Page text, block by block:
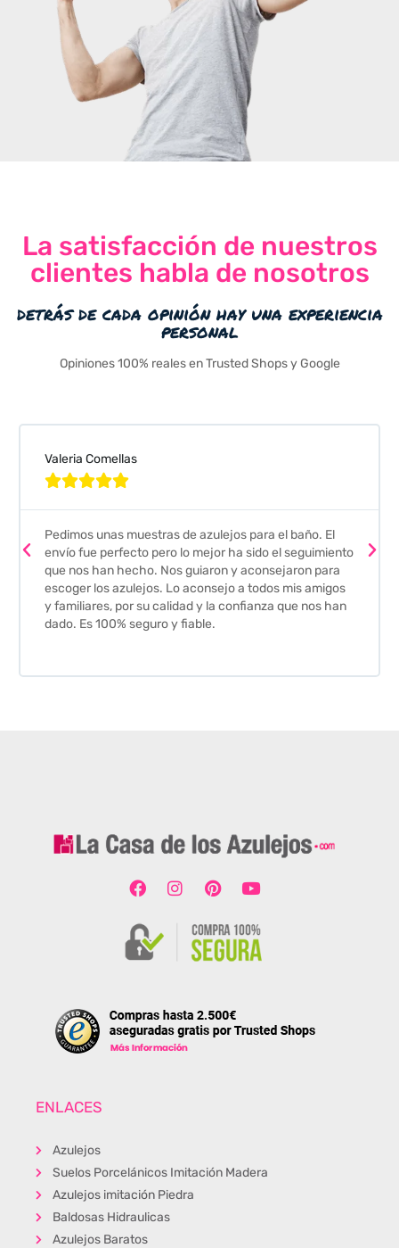
La satisfacción de nuestros
clientes habla de nosotros
detrás de cada opinión hay una experiencia
personal
Opiniones 100% reales en Trusted Shops y Google
Valeria Comellas

Pedimos unas muestras de azulejos para el baño. El
envío fue perfecto pero lo mejor ha sido el seguimiento
que nos han hecho. Nos guiaron y aconsejaron para
escoger los azulejos. Lo aconsejo a todos mis amigos
y familiares, por su calidad y la confianza que nos han
dado. Es 100% seguro y fiable.
ENLACES
Azulejos
Suelos Porcelánicos Imitación Madera
Azulejos imitación Piedra
Baldosas Hidraulicas
Azulejos Baratos